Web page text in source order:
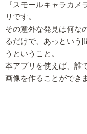
『スモールキャラカ
リです。
その意外な発見は何な
るだけで、あっという
うということ。
本アプリを使えば、誰
画像を作ることができ